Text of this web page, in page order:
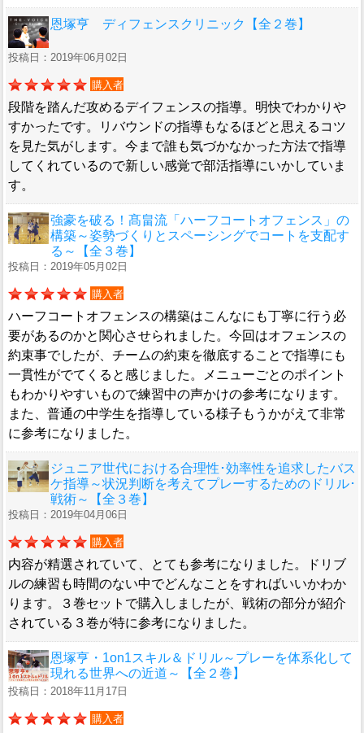
恩塚亨 ディフェンスクリニック【全２巻】
投稿日：2019年06月02日
購入者
段階を踏んだ攻めるデイフェンスの指導。明快でわかりや
すかったです。リバウンドの指導もなるほどと思えるコツ
を見た気がします。今まで誰も気づかなかった方法で指導
してくれているので新しい感覚で部活指導にいかしていま
す。
強豪を破る！髙畠流「ハーフコートオフェンス」の
構築～姿勢づくりとスペーシングでコートを支配す
る～【全３巻】
投稿日：2019年05月02日
購入者
ハーフコートオフェンスの構築はこんなにも丁寧に行う必
要があるのかと関心させられました。今回はオフェンスの
約束事でしたが、チームの約束を徹底することで指導にも
一貫性がでてくると感じました。メニューごとのポイント
もわかりやすいもので練習中の声かけの参考になります。
また、普通の中学生を指導している様子もうかがえて非常
に参考になりました。
ジュニア世代における合理性･効率性を追求したバス
ケ指導～状況判断を考えてプレーするためのドリル･
戦術～【全３巻】
投稿日：2019年04月06日
購入者
内容が精選されていて、とても参考になりました。ドリブ
ルの練習も時間のない中でどんなことをすればいいかわか
ります。３巻セットで購入しましたが、戦術の部分が紹介
されている３巻が特に参考になりました。
恩塚亨・1on1スキル＆ドリル～プレーを体系化して
現れる世界への近道～【全２巻】
投稿日：2018年11月17日
購入者